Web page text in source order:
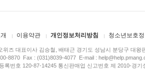
이용약관 개인정보처리방침 청소년보호
위즈 대표이사 김승철, 배태근 경기도 성남시 분당구 대왕
8870 Fax : (031)8039-4077 E-mail :
록번호 120-87-14245 통신판매업 신고번호 제 2010-경